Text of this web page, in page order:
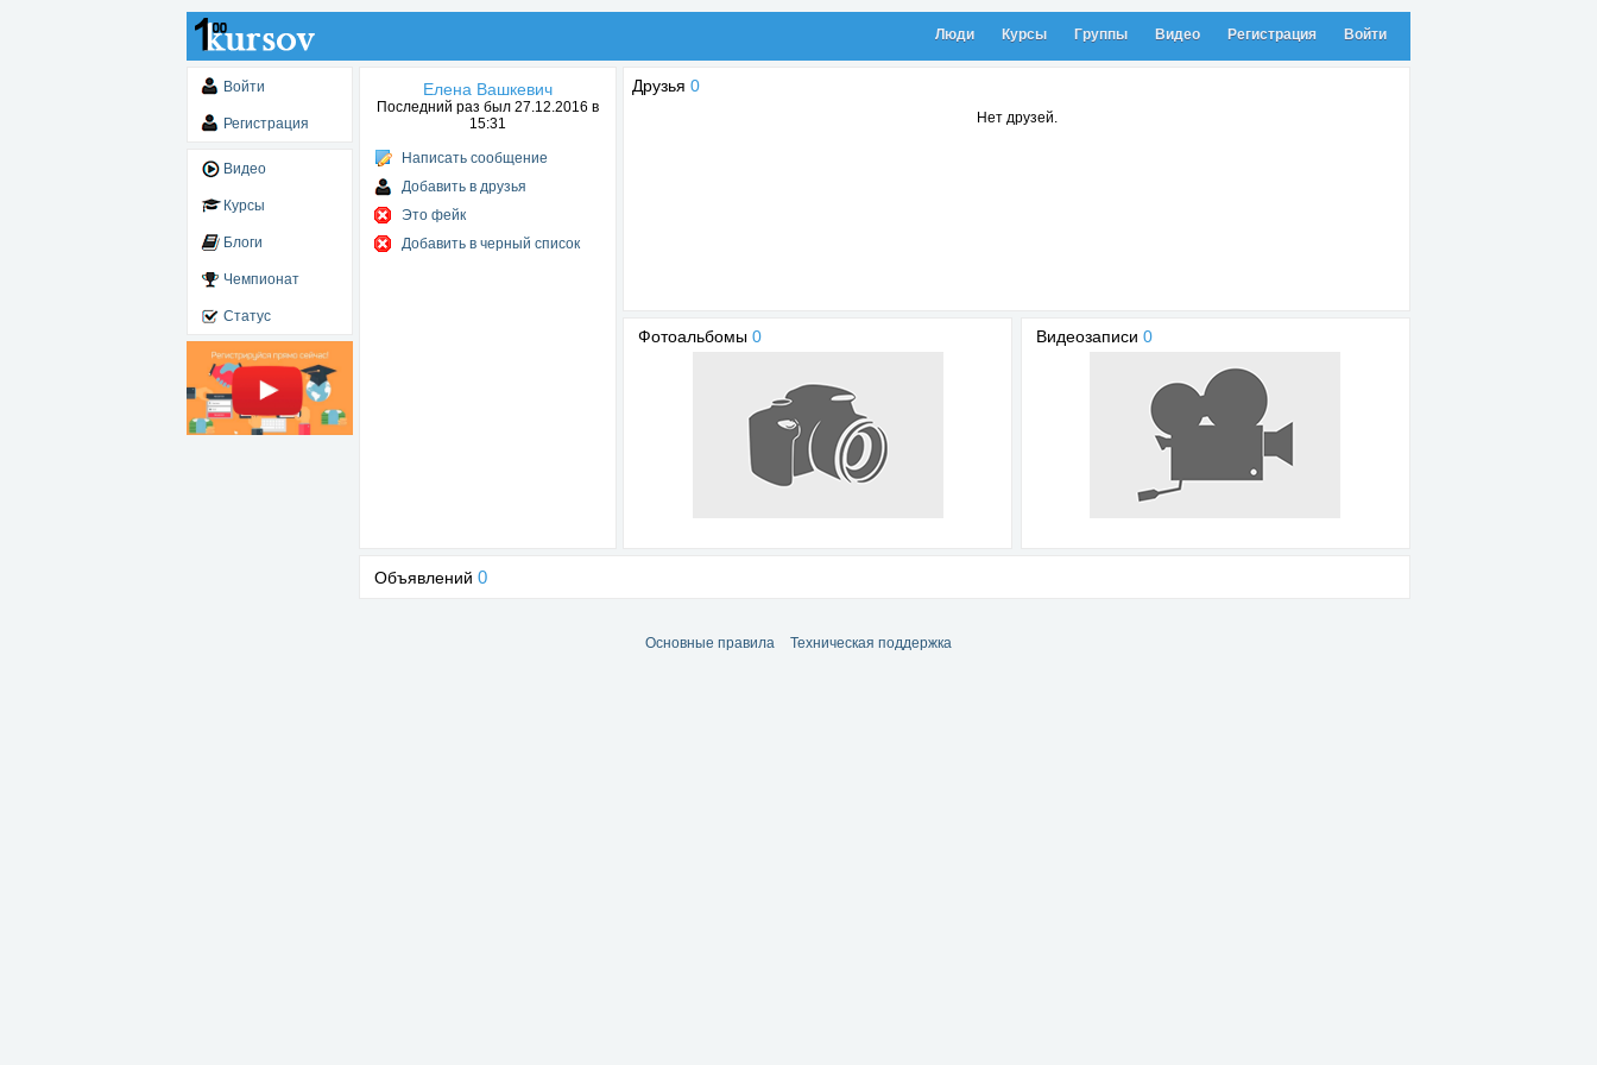
Люди Курсы Группы Видео Регистрация Войти
Войти
Регистрация
Видео
Курсы
Блоги
Чемпионат
Статус
Елена Вашкевич
Последний раз был 27.12.2016 в
15:31
Написать сообщение
Добавить в друзья
Это фейк
Добавить в черный список
Друзья 0
Нет друзей.
Фотоальбомы 0 Видеозаписи 0
Объявлений 0
Основные правила Техническая поддержка